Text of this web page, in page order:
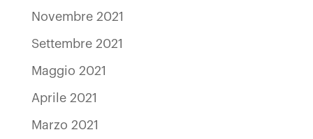
Novembre 2021
Settembre 2021
Maggio 2021
Aprile 2021
Marzo 2021